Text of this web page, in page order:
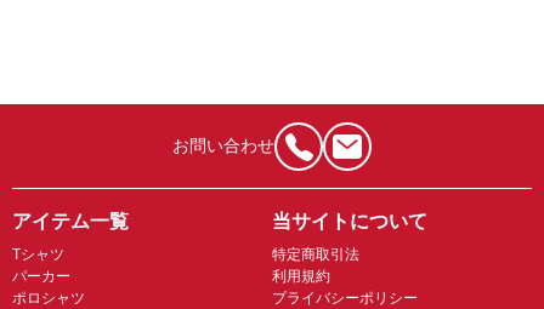
お問い合わせ
アイテム一覧
Tシャツ
パーカー
ポロシャツ
当サイトについて
特定商取引法
利用規約
プライバシーポリシー